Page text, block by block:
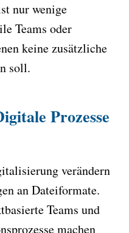
nur wenige
Teams oder
keine zusätzliche
soll.
Prozesse
verändern
an Dateiformate.
Teams und
machen